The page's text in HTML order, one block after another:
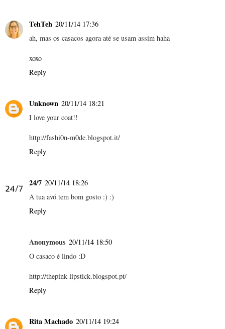
TehTeh 20/11/14 17:36
ah, mas os casacos agora até se usam assim haha
xoxo
Reply
Unknown 20/11/14 18:21
I love your coat!!
http://fashi0n-m0de.blogspot.it/
Reply
24/7 20/11/14 18:26
A tua avó tem bom gosto :) :)
Reply
Anonymous 20/11/14 18:50
O casaco é lindo :D
http://thepink-lipstick.blogspot.pt/
Reply
Rita Machado 20/11/14 19:24